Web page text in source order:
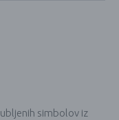
simbolov iz